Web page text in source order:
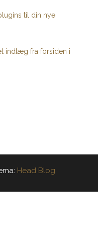
til din nye
indlæg fra forsiden i
Head Blog